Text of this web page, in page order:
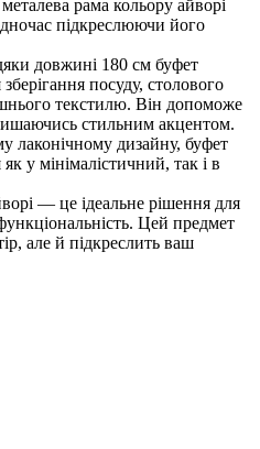
рама кольору айворі
підкреслюючи його
довжині 180 см буфет
посуду, столового
текстилю. Він допоможе
стильним акцентом.
лаконічному дизайну, буфет
у мінімалістичний, так і в
— це ідеальне рішення для
Цей предмет
але й підкреслить ваш